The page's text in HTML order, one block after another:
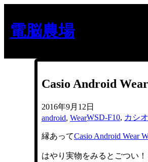
を
ス
ッ
電脳農場
Casio Android
2016年9月12日
android, WearWSD-F10, カシオ
縁あってCasio Android Wear
はやり実物をみるとごつい